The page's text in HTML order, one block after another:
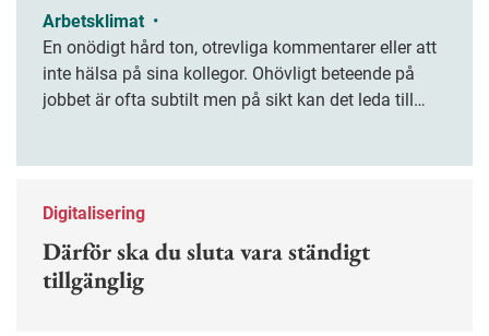
Arbetsklimat •
En onödigt hård ton, otrevliga kommentarer eller att
inte hälsa på sina kollegor. Ohövligt beteende på
jobbet är ofta subtilt men på sikt kan det leda till
Digitalisering
Därför ska du sluta vara ständigt
tillgänglig